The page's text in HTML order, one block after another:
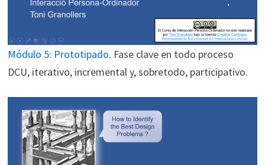
Módulo 5: Prototipado. Fase clave en todo proceso
DCU, iterativo, incremental y, sobretodo, participativo.